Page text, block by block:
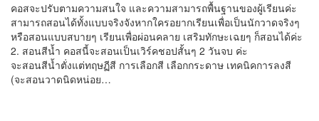
คอสจะปรับตามความสนใจ และความสามารถพื้นฐานของผู้เรียนค่ะ
สามารถสอนได้ทั้งแบบจริงจังหากใครอยากเรียนเพื่อเป็นนักวาดจริงๆ
หรือสอนแบบสบายๆ เรียนเพื่อผ่อนคลาย เสริมทักษะเฉยๆ ก็สอนได้ค่ะ
2. สอนสีน้ำ คอสนี้จะสอนเป็นเวิร์คชอปสั้นๆ 2 วันจบ ค่ะ
จะสอนสีน้ำตั่งแต่ทฤษฏีสี การเลือกสี เลือกกระดาษ เทคนิคการลงสี
(จะสอนวาดนิดหน่อย…